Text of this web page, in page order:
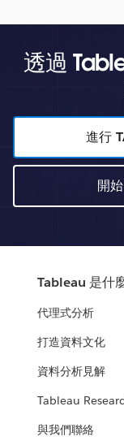
透過
進行
開
Tableau 是什
代理式分析
打造資料文化
資料分析見解
Tableau
與我們聯絡